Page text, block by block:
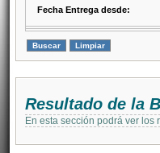
Fecha Entrega desde:
Resultado de la
En esta sección podrá ver